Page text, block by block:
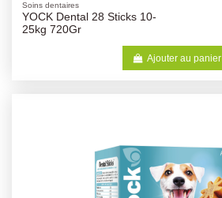
Soins dentaires
YOCK Dental 28 Sticks 10-
25kg 720Gr
Ajouter au panier